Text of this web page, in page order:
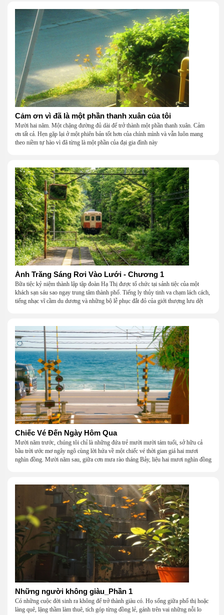
Cảm ơn vì đã là một phần thanh xuân của tôi
Mười hai năm. Một chặng đường đủ dài để trở thành một phần thanh xuân. Cảm
ơn tất cả. Hẹn gặp lại ở một phiên bản tốt hơn của chính mình và vẫn luôn mang
theo niềm tự hào vì đã từng là một phần của đại gia đình này
Ánh Trăng Sáng Rơi Vào Lưới - Chương 1
Bữa tiệc kỷ niệm thành lập tập đoàn Hạ Thị được tổ chức tại sảnh tiệc của một
khách sạn sáu sao ngay trung tâm thành phố. Tiếng ly thủy tinh va chạm lách cách,
tiếng nhạc vĩ cầm du dương và những bộ lễ phục đắt đỏ của giới thượng lưu dệt
Chiếc Vé Đến Ngày Hôm Qua
Mười năm trước, chúng tôi chỉ là những đứa trẻ mười mười tám tuổi, sở hữu cả
bầu trời ước mơ ngây ngô cùng lời hứa về một chiếc vé thời gian giá hai mươi
nghìn đồng. Mười năm sau, giữa cơn mưa rào tháng Bảy, liệu hai mươi nghìn đồng
Những người không giàu_Phần 1
Có những cuộc đời sinh ra không để trở thành giàu có. Họ sống giữa phố thị hoặc
làng quê, lặng thầm làm thuê, tích góp từng đồng lẻ, gánh trên vai những nỗi lo